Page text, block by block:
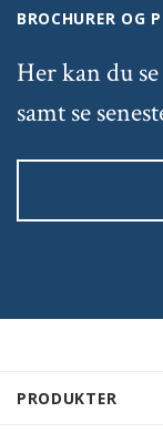
PRODUKTER
BROCHURER OG
Her kan du
samt se